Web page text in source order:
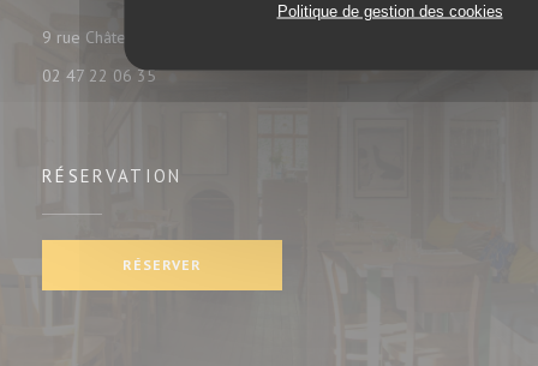
Politique de gestion des cookies
9 rue Châteauneuf 37000 tours
02 47 22 06 35
RÉSERVATION
RÉSERVER